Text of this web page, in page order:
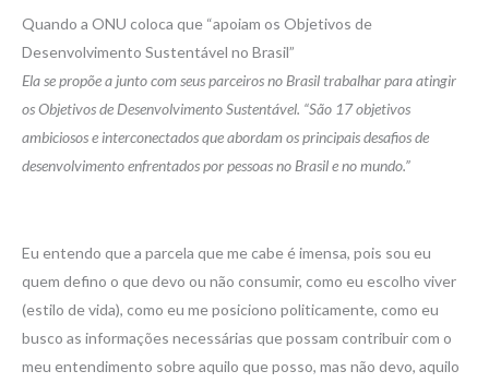
Quando a ONU coloca que “apoiam os Objetivos de
Desenvolvimento Sustentável no Brasil”
Ela se propõe a junto com seus parceiros no Brasil trabalhar para atingir
os Objetivos de Desenvolvimento Sustentável. “São 17 objetivos
ambiciosos e interconectados que abordam os principais desafios de
desenvolvimento enfrentados por pessoas no Brasil e no mundo.”
Eu entendo que a parcela que me cabe é imensa, pois sou eu
quem defino o que devo ou não consumir, como eu escolho viver
(estilo de vida), como eu me posiciono politicamente, como eu
busco as informações necessárias que possam contribuir com o
meu entendimento sobre aquilo que posso, mas não devo, aquilo